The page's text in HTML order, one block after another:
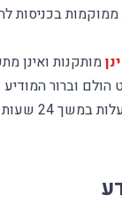
בכניסות
מותקנות ואינן
הולם וברור
מתבצעים רק אם זוהתה תנועה.